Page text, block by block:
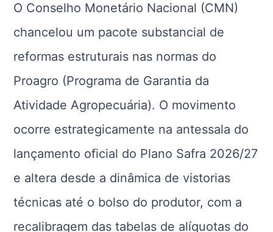
O Conselho Monetário Nacional (CMN)
chancelou um pacote substancial de
reformas estruturais nas normas do
Proagro (Programa de Garantia da
Atividade Agropecuária). O movimento
ocorre estrategicamente na antessala do
lançamento oficial do Plano Safra 2026/27
e altera desde a dinâmica de vistorias
técnicas até o bolso do produtor, com a
recalibragem das tabelas de alíquotas do